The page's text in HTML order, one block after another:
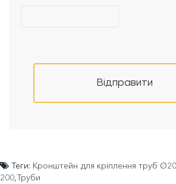
Відправити
Теги: Кронштейн для кріплення труб
200,Труби